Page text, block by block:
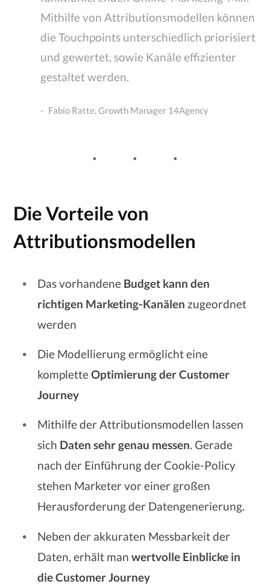
Mithilfe von Attributionsmodellen können
die Touchpoints unterschiedlich priorisiert
und gewertet, sowie Kanäle effizienter
gestaltet werden.
Fabio Ratte, Growth Manager 14Agency
Die Vorteile von
Attributionsmodellen
Das vorhandene Budget kann den
richtigen Marketing-Kanälen zugeordnet
werden
Die Modellierung ermöglicht eine
kompletteOptimierung der Customer
Journey
Mithilfe der Attributionsmodellen lassen
sich Daten sehr genau messen. Gerade
nach der Einführung der Cookie-Policy
stehen Marketer vor einer großen
Herausforderung der Datengenerierung.
Neben der akkuraten Messbarkeit der
Daten, erhält man wertvolle Einblicke in
die Customer Journey